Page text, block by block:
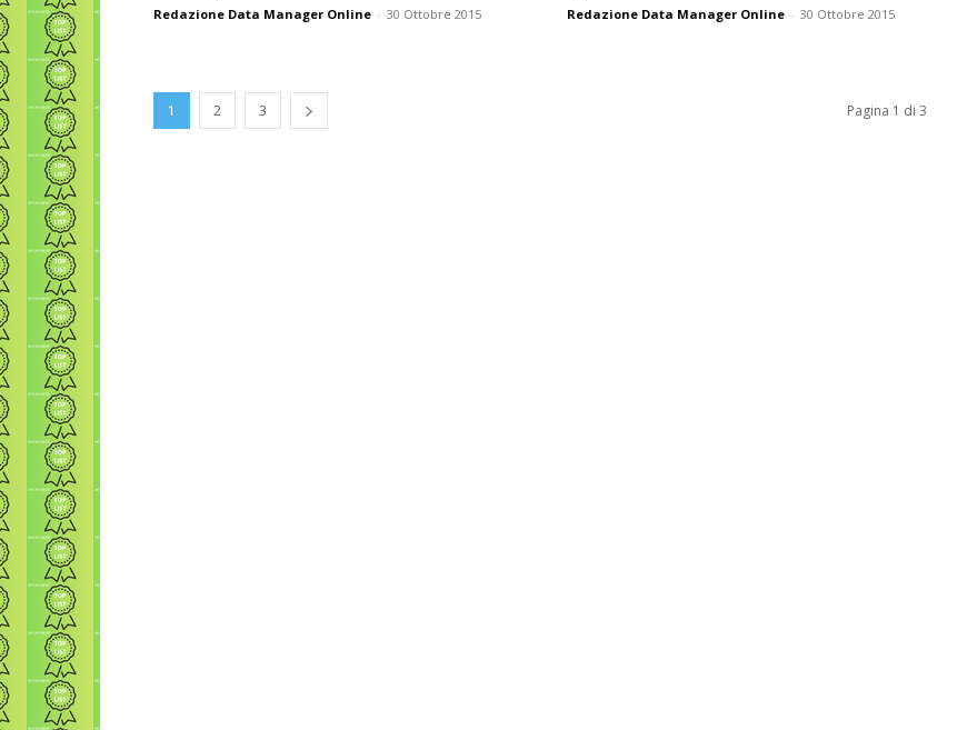
Redazione Data Manager Online - 30 Ottobre 2015 Redazione Data Manager Online - 30 Ottobre 2015
1 2 3 Pagina 1 di 3